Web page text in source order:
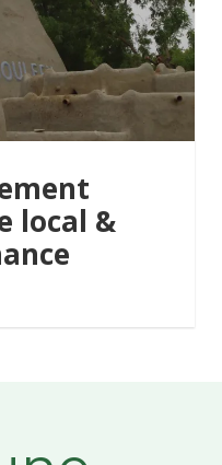
local &